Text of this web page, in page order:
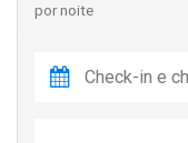
por noite